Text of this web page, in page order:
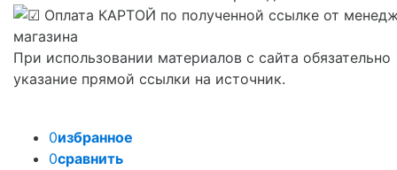
При использовании материалов с сайта обязательно
указание прямой ссылки на источник.
0избранное
0сравнить